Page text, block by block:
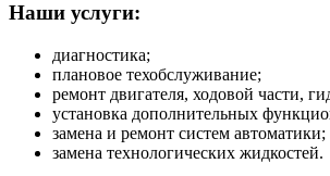
Наши услуги:
диагностика;
плановое техобслуживание;
ремонт двигателя, ходовой части,
установка дополнительных
замена и ремонт систем автоматики;
замена технологических жидкостей.